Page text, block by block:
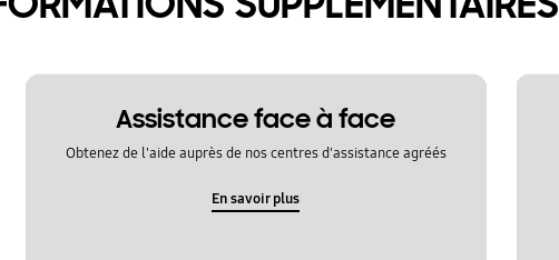
Assistance face à face
Obtenez de l'aide auprès de nos centres d'assistance agréés
En savoir plus